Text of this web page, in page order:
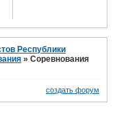
Республики
»Соревнования
создать форум